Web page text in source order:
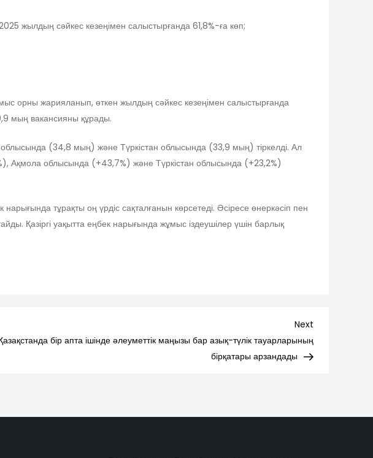
жылдың сәйкес кезеңімен салыстырғанда 61,8%-ға көп;
орны жарияланып, өткен жылдың сәйкес кезеңімен салыстырғанда
мың вакансияны құрады.
(34,8 мың) және Түркістан облысында (33,9 мың) тіркелді. Ал
Ақмола облысында (+43,7%) және Түркістан облысында (+23,2%)
тұрақты оң үрдіс сақталғанын көрсетеді. Әсіресе өнеркәсіп пен
Қазіргі уақытта еңбек нарығында жұмыс іздеушілер үшін барлық
Post
Next
бір апта ішінде әлеуметтік маңызы бар азық-түлік тауарларының
бірқатары арзандады